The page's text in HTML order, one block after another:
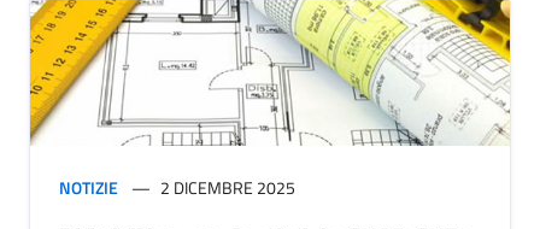
NOTIZIE 2 DICEMBRE 2025